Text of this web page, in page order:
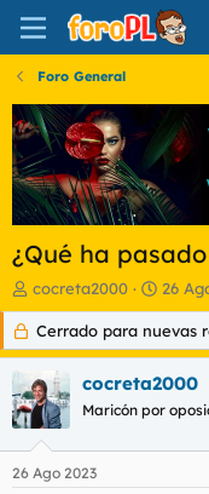
Foro General
¿Qué ha
I
n
c
a
d
o
d
cocreta2000
F
e
c
h
a
d
e
i
26
Cerrado para nuevas
cocreta2000
Maricón por
26 Ago 2023